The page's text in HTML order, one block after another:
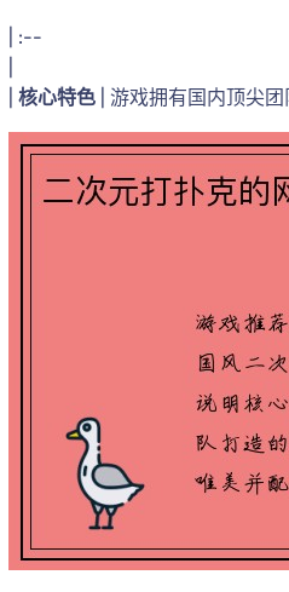
| :--
核心特色 | 游戏拥有国内顶尖